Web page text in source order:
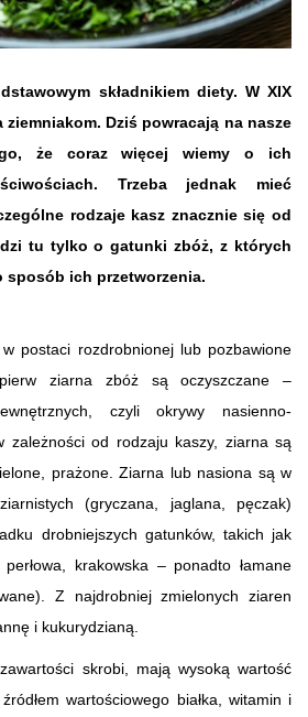
składnikiem diety. W XIX
ziemniakom. Dziś powracają na nasze
że coraz więcej wiemy o ich
Trzeba jednak mieć
rodzaje kasz znacznie się od
tu tylko o gatunki zbóż, z których
sposób ich przetworzenia.
postaci rozdrobnionej lub pozbawione
ziarna zbóż są oczyszczane –
czyli okrywy nasienno-
zależności od rodzaju kaszy, ziarna są
prażone. Ziarna lub nasiona są w
(gryczana, jaglana, pęczak)
drobniejszych gatunków, takich jak
krakowska – ponadto łamane
Z najdrobniej zmielonych ziaren
i kukurydzianą.
skrobi, mają wysoką wartość
wartościowego białka, witamin i